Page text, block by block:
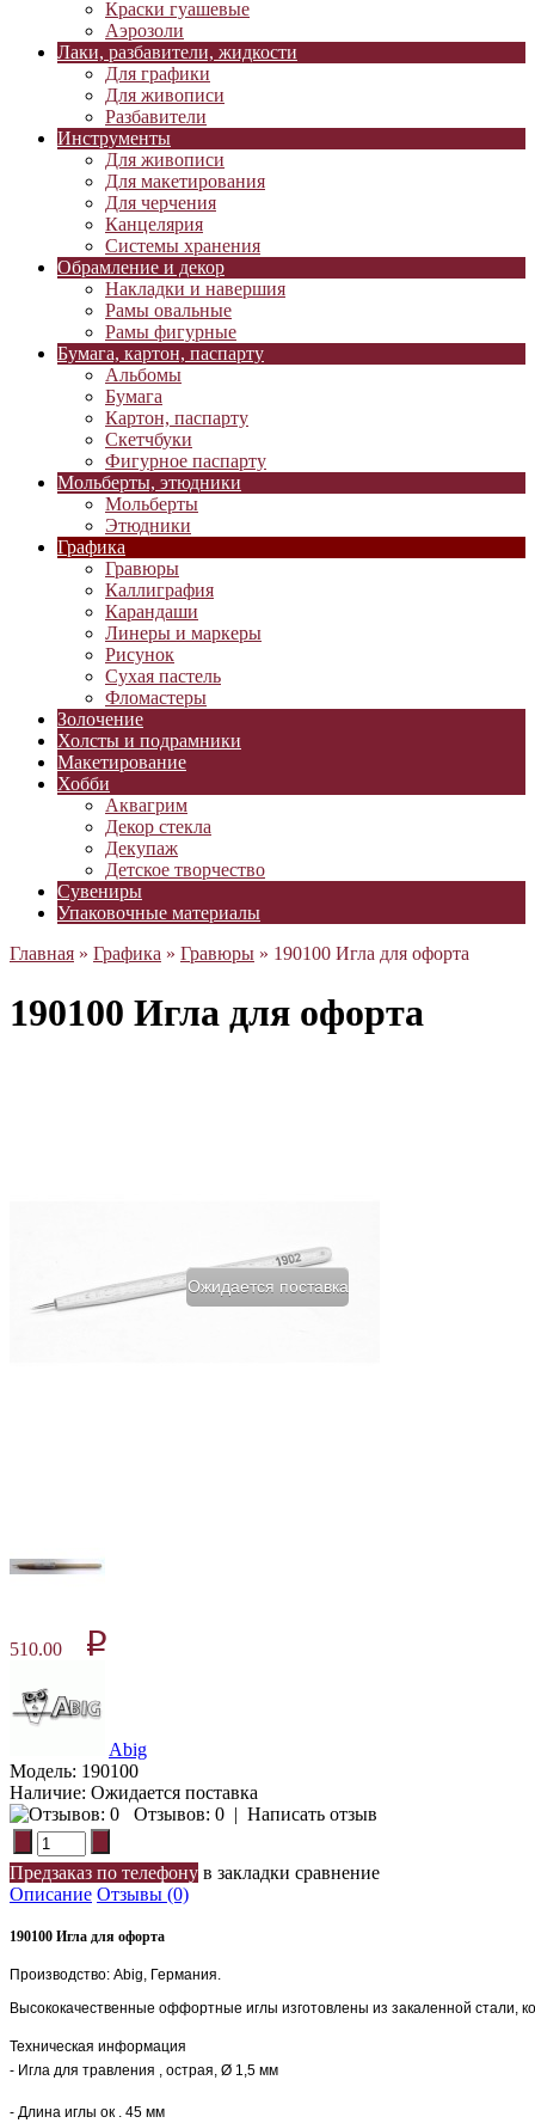
Краски гуашевые
Аэрозоли
Лаки, разбавители, жидкости
Для графики
Для живописи
Разбавители
Инструменты
Для живописи
Для макетирования
Для черчения
Канцелярия
Системы хранения
Обрамление и декор
Накладки и навершия
Рамы овальные
Рамы фигурные
Бумага, картон, паспарту
Альбомы
Бумага
Картон, паспарту
Скетчбуки
Фигурное паспарту
Мольберты, этюдники
Мольберты
Этюдники
Графика
Гравюры
Каллиграфия
Карандаши
Линеры и маркеры
Рисунок
Сухая пастель
Фломастеры
Золочение
Холсты и подрамники
Макетирование
Хобби
Аквагрим
Декор стекла
Декупаж
Детское творчество
Сувениры
Упаковочные материалы
Главная » Графика » Гравюры » 190100 Игла для офорта
190100 Игла для офорта
Ожидается поставка
510.00 p
Abig
Модель: 190100
Наличие: Ожидается поставка
Отзывов: 0 | Написать отзыв
Предзаказ по телефону в закладки сравнение
Описание Отзывы (0)
190100 Игла для офорта
Производство: Abig, Германия.
Высококачественные оффортные иглы изготовлены из закаленной стали,
- Игла для травления , острая, Ø 1,5 мм
- Длина иглы ок . 45 мм